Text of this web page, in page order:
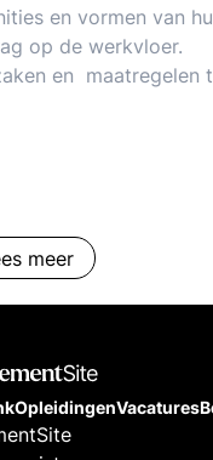
en vormen van
op de werkvloer.
en maatregelen
meer
OpleidingenVacatures